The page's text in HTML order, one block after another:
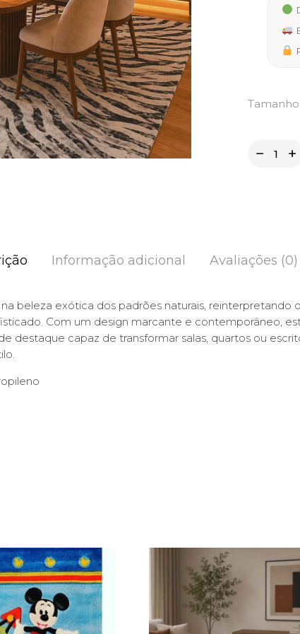
Tamanho
Informação adicional Avaliações (0)
beleza exótica dos padrões naturais, reinterpretando
Com um design marcante e contemporâneo,
destaque capaz de transformar salas, quartos ou